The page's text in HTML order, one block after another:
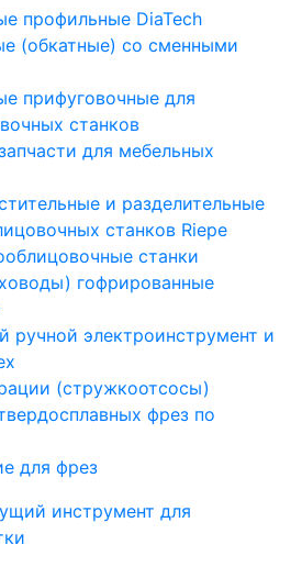
профильные DiaTech
(обкатные) со сменными
прифуговочные для
станков
для мебельных
и разделительные
станков Riepe
станки
гофрированные
электроинструмент и
(стружкоотсосы)
фрез по
для фрез
инструмент для